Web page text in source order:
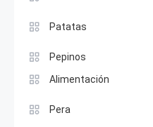
Patatas
Pepinos
Alimentación
Pera